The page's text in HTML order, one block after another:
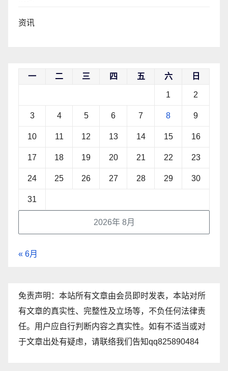
资讯
2026年 8月
一 二 三 四 五 六 日
1 2
3 4 5 6 7 8 9
10 11 12 13 14 15 16
17 18 19 20 21 22 23
24 25 26 27 28 29 30
31
« 6月
免责声明：本站所有文章由会员即时发表，本站对所
有文章的真实性、完整性及立场等，不负任何法律责
任。用户应自行判断内容之真实性。如有不适当或对
于文章出处有疑虑，请联络我们告知qq825890484